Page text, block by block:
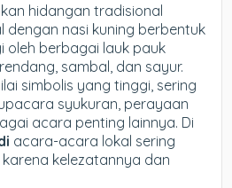
hidangan tradisional
dengan nasi kuning berbentuk
oleh berbagai lauk pauk
sambal, dan sayur.
simbolis yang tinggi, sering
syukuran, perayaan
acara penting lainnya. Di
acara-acara lokal sering
kelezatannya dan